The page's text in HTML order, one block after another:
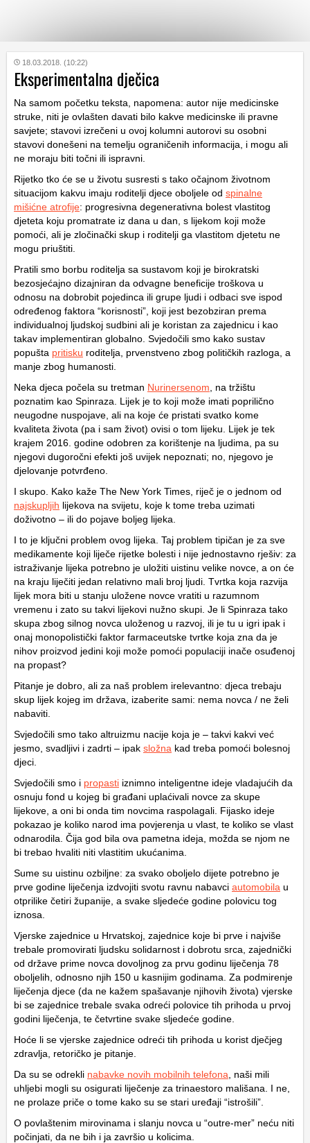
KATEGORIJE
HRVATSKI
WEB
18.03.2018. (10:22)
Eksperimentalna dječica
Na samom početku teksta, napomena: autor nije medicinske
struke, niti je ovlašten davati bilo kakve medicinske ili pravne
savjete; stavovi izrečeni u ovoj kolumni autorovi su osobni
stavovi donešeni na temelju ograničenih informacija, i mogu ali
ne moraju biti točni ili ispravni.
Rijetko tko će se u životu susresti s tako očajnom životnom
situacijom kakvu imaju roditelji djece oboljele od spinalne
mišićne atrofije: progresivna degenerativna bolest vlastitog
djeteta koju promatrate iz dana u dan, s lijekom koji može
pomoći, ali je zločinački skup i roditelji ga vlastitom djetetu ne
mogu priuštiti.
Pratili smo borbu roditelja sa sustavom koji je birokratski
bezosjećajno dizajniran da odvagne beneficije troškova u
odnosu na dobrobit pojedinca ili grupe ljudi i odbaci sve ispod
određenog faktora “korisnosti”, koji jest bezobziran prema
individualnoj ljudskoj sudbini ali je koristan za zajednicu i kao
takav implementiran globalno. Svjedočili smo kako sustav
popušta pritisku roditelja, prvenstveno zbog političkih razloga, a
manje zbog humanosti.
Neka djeca počela su tretman Nurinersenom , na tržištu
poznatim kao Spinraza. Lijek je to koji može imati poprilično
neugodne nuspojave, ali na koje će pristati svatko kome
kvaliteta života (pa i sam život) ovisi o tom lijeku. Lijek je tek
krajem 2016. godine odobren za korištenje na ljudima, pa su
njegovi dugoročni efekti još uvijek nepoznati; no, njegovo je
djelovanje potvrđeno.
I skupo. Kako kaže The New York Times, riječ je o jednom od
najskupljih lijekova na svijetu, koje k tome treba uzimati
doživotno – ili do pojave boljeg lijeka.
I to je ključni problem ovog lijeka. Taj problem tipičan je za sve
medikamente koji liječe rijetke bolesti i nije jednostavno rješiv: za
istraživanje lijeka potrebno je uložiti uistinu velike novce, a on će
na kraju liječiti jedan relativno mali broj ljudi. Tvrtka koja razvija
lijek mora biti u stanju uložene novce vratiti u razumnom
vremenu i zato su takvi lijekovi nužno skupi. Je li Spinraza tako
skupa zbog silnog novca uloženog u razvoj, ili je tu u igri ipak i
onaj monopolistički faktor farmaceutske tvrtke koja zna da je
nihov proizvod jedini koji može pomoći populaciji inače osuđenoj
na propast?
Pitanje je dobro, ali za naš problem irelevantno: djeca trebaju
skup lijek kojeg im država, izaberite sami: nema novca / ne želi
nabaviti.
Svjedočili smo tako altruizmu nacije koja je – takvi kakvi već
jesmo, svadljivi i zadrti – ipak složna kad treba pomoći bolesnoj
djeci.
Svjedočili smo i propasti iznimno inteligentne ideje vladajućih da
osnuju fond u kojeg bi građani uplaćivali novce za skupe
lijekove, a oni bi onda tim novcima raspolagali. Fijasko ideje
pokazao je koliko narod ima povjerenja u vlast, te koliko se vlast
odnarodila. Čija god bila ova pametna ideja, možda se njom ne
bi trebao hvaliti niti vlastitim ukućanima.
Sume su uistinu ozbiljne: za svako oboljelo dijete potrebno je
prve godine liječenja izdvojiti svotu ravnu nabavci automobila u
otprilike četiri županije, a svake sljedeće godine polovicu tog
iznosa.
Vjerske zajednice u Hrvatskoj, zajednice koje bi prve i najviše
trebale promovirati ljudsku solidarnost i dobrotu srca, zajednički
od države prime novca dovoljnog za prvu godinu liječenja 78
oboljelih, odnosno njih 150 u kasnijim godinama. Za podmirenje
liječenja djece (da ne kažem spašavanje njihovih života) vjerske
bi se zajednice trebale svaka odreći polovice tih prihoda u prvoj
godini liječenja, te četvrtine svake sljedeće godine.
Hoće li se vjerske zajednice odreći tih prihoda u korist dječjeg
zdravlja, retoričko je pitanje.
Da su se odrekli nabavke novih mobilnih telefona , naši mili
uhljebi mogli su osigurati liječenje za trinaestoro mališana. I ne,
ne prolaze priče o tome kako su se stari uređaji “istrošili”.
O povlaštenim mirovinama i slanju novca u “outre-mer” neću niti
počinjati, da ne bih i ja završio u kolicima.